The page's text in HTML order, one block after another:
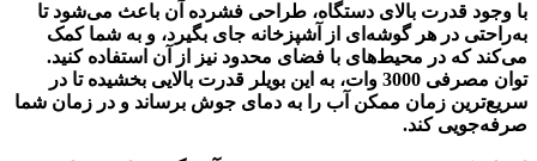
با وجود قدرت بالای دستگاه، طراحی فشرده آن باعث می‌شود تا
به‌راحتی در هر گوشه‌ای از آشپزخانه جای بگیرد، و به شما کمک
می‌کند که در محیط‌های با فضای محدود نیز از آن استفاده کنید.
توان مصرفی 3000 وات، به این بویلر قدرت بالایی بخشیده تا در
سریع‌ترین زمان ممکن آب را به دمای جوش برساند و در زمان شما
صرفه‌جویی کند.